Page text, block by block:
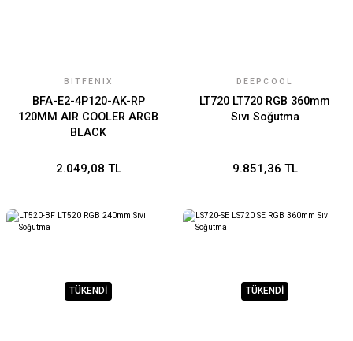
BITFENIX
BFA-E2-4P120-AK-RP
120MM AIR COOLER ARGB
BLACK
2.049,08 TL
DEEPCOOL
LT720 LT720 RGB 360mm
Sıvı Soğutma
9.851,36 TL
TÜKENDİ TÜKENDİ